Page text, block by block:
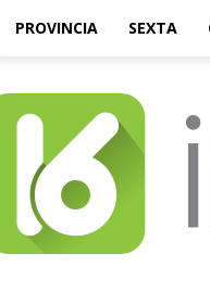
PROVINCIA SEXTA